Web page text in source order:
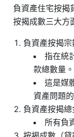
負資產住宅按揭
按揭成數三大方
負資產按揭宗
指在統
款總數量。
這是媒
資產問題
負資產按揭總
所有負